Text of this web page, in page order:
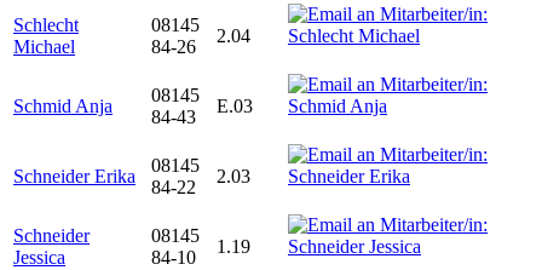
Schlecht
Michael
08145
84-26
2.04
Schmid Anja
08145
84-43
E.03
Schneider Erika
08145
84-22
2.03
Schneider
Jessica
08145
84-10
1.19